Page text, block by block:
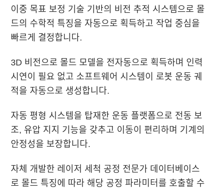
이중 목표 보정 기술 기반의 비전 추적 시스템으로 몰
드의 수학적 특징을 자동으로 획득하고 작업 중심을
빠르게 결정합니다.
3D 비전으로 몰드 모델을 전자동으로 획득하며 인력
시연이 필요 없고 소프트웨어 시스템이 로봇 운동 궤
적을 자동으로 생성합니다.
자동 평형 시스템을 탑재한 운동 플랫폼으로 전동 보
조, 유압 지지 기능을 갖추고 이동이 편리하며 기계의
안정성을 보장합니다.
자체 개발한 레이저 세척 공정 전문가 데이터베이스
로 몰드 특징에 따라 해당 공정 파라미터를 호출할 수